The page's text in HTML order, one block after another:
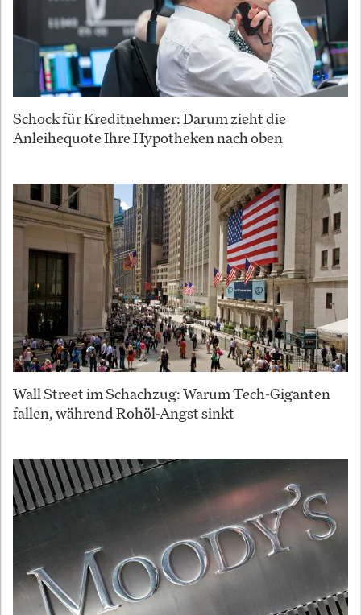
Schock für Kreditnehmer: Darum zieht die
Anleihequote Ihre Hypotheken nach oben
Wall Street im Schachzug: Warum Tech-Giganten
fallen, während Rohöl-Angst sinkt